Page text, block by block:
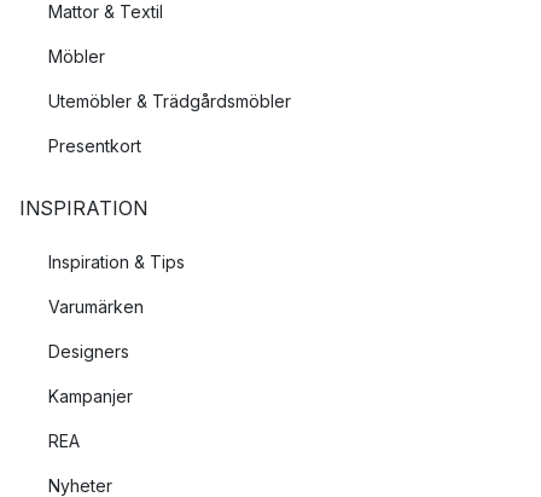
Mattor & Textil
Möbler
Utemöbler & Trädgårdsmöbler
Presentkort
INSPIRATION
Inspiration & Tips
Varumärken
Designers
Kampanjer
REA
Nyheter